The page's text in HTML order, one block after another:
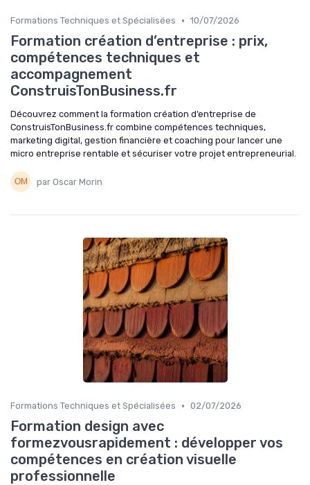
Formations Techniques et Spécialisées • 10/07/2026
Formation création d’entreprise : prix,
compétences techniques et
accompagnement
ConstruisTonBusiness.fr
Découvrez comment la formation création d’entreprise de
ConstruisTonBusiness.fr combine compétences techniques,
marketing digital, gestion financière et coaching pour lancer une
micro entreprise rentable et sécuriser votre projet entrepreneurial.
par Oscar Morin
Formations Techniques et Spécialisées • 02/07/2026
Formation design avec
formezvousrapidement : développer vos
compétences en création visuelle
professionnelle